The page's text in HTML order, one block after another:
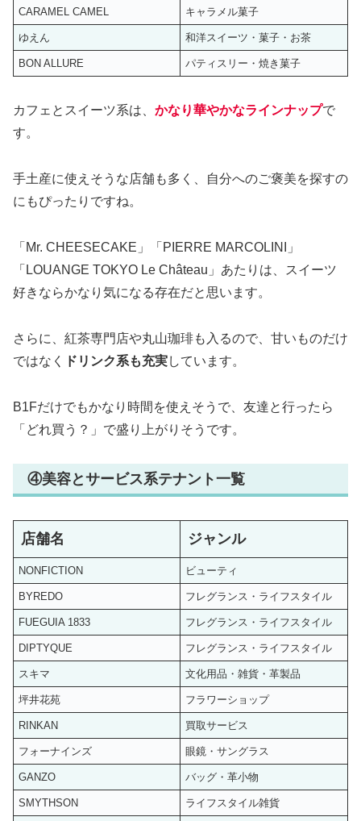
CARAMEL CAMEL キャラメル菓子
ゆえん 和洋スイーツ・菓子・お茶
BON ALLURE パティスリー・焼き菓子
カフェとスイーツ系は、 かなり華やかなラインナップで
す。
手土産に使えそうな店舗も多く、自分へのご褒美を探すの
にもぴったりですね。
「Mr. CHEESECAKE」「PIERRE MARCOLINI」
「LOUANGE TOKYO Le Château」あたりは、スイーツ
好きならかなり気になる存在だと思います。
さらに、紅茶専門店や丸山珈琲も入るので、甘いものだけ
ではなく
ドリンク系も充実しています。
B1Fだけでもかなり時間を使えそうで、友達と行ったら
「どれ買う？」で盛り上がりそうです。
④美容とサービス系テナント一覧
店舗名 ジャンル
NONFICTION ビューティ
BYREDO フレグランス・ライフスタイル
FUEGUIA 1833 フレグランス・ライフスタイル
DIPTYQUE フレグランス・ライフスタイル
スキマ 文化用品・雑貨・革製品
坪井花苑 フラワーショップ
RINKAN 買取サービス
フォーナインズ 眼鏡・サングラス
GANZO バッグ・革小物
SMYTHSON ライフスタイル雑貨